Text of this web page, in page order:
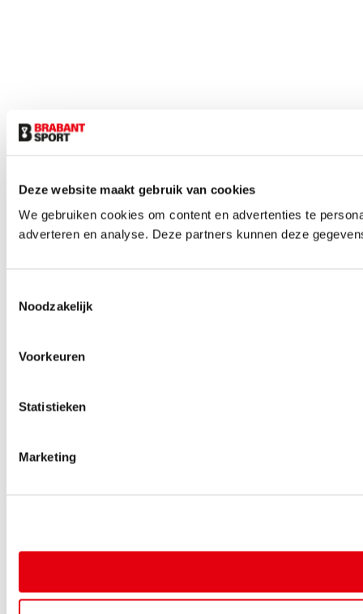
Deze website maakt gebruik van cookies
We gebruiken cookies om content en advertenties te
adverteren en analyse. Deze partners kunnen deze
Noodzakelijk
Voorkeuren
Statistieken
Marketing